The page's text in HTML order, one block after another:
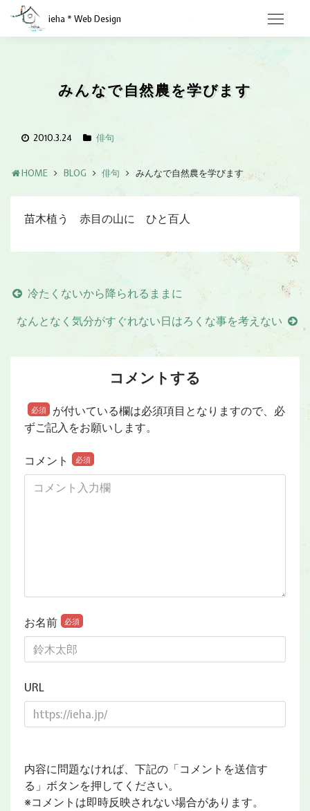
ieha * Web Design
みんなで自然農を学びます
2010.3.24 俳句
HOME BLOG 俳句 みんなで自然農を学びます
苗木植う 赤目の山に ひと百人
冷たくないから降られるままに
なんとなく気分がすぐれない日はろくな事を考えない
コメントする
必須
が付いている欄は必須項目となりますので、必
ずご記入をお願いします。
コメント 必須
お名前 必須
URL
内容に問題なければ、下記の「コメントを送信す
る」ボタンを押してください。
※コメントは即時反映されない場合があります。